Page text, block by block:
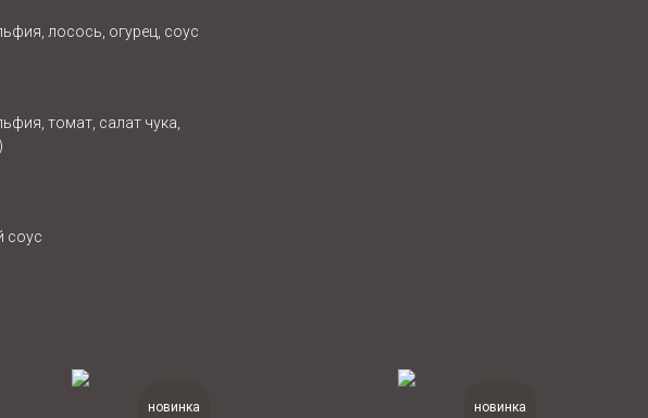
лосось, огурец, соус
томат, салат чука,
соус
новинка новинка